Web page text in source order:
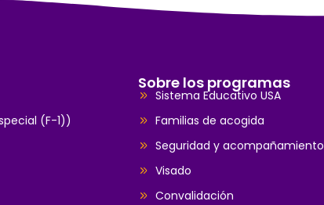
(F-1))
Sobre los programas
Sistema Educativo USA
Familias de acogida
Seguridad y acompañamiento
Visado
Convalidación